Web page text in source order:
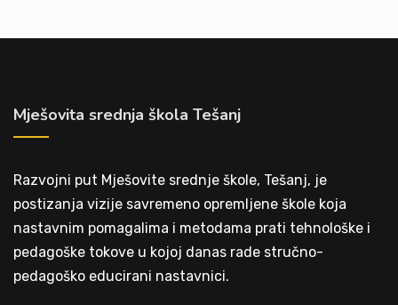
Mješovita srednja škola Tešanj
Razvojni put Mješovite srednje škole, Tešanj, je
postizanja vizije savremeno opremljene škole koja
nastavnim pomagalima i metodama prati tehnološke i
pedagoške tokove u kojoj danas rade stručno-
pedagoško educirani nastavnici.